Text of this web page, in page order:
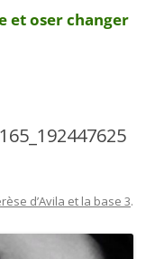
et oser changer
d’Avila et la base 3.